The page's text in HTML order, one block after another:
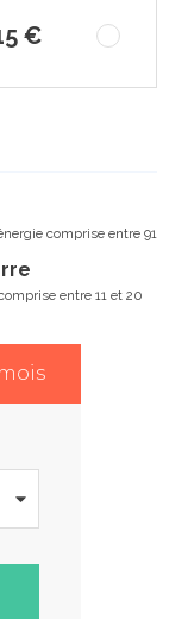
€
comprise entre 91
entre 11 et 20